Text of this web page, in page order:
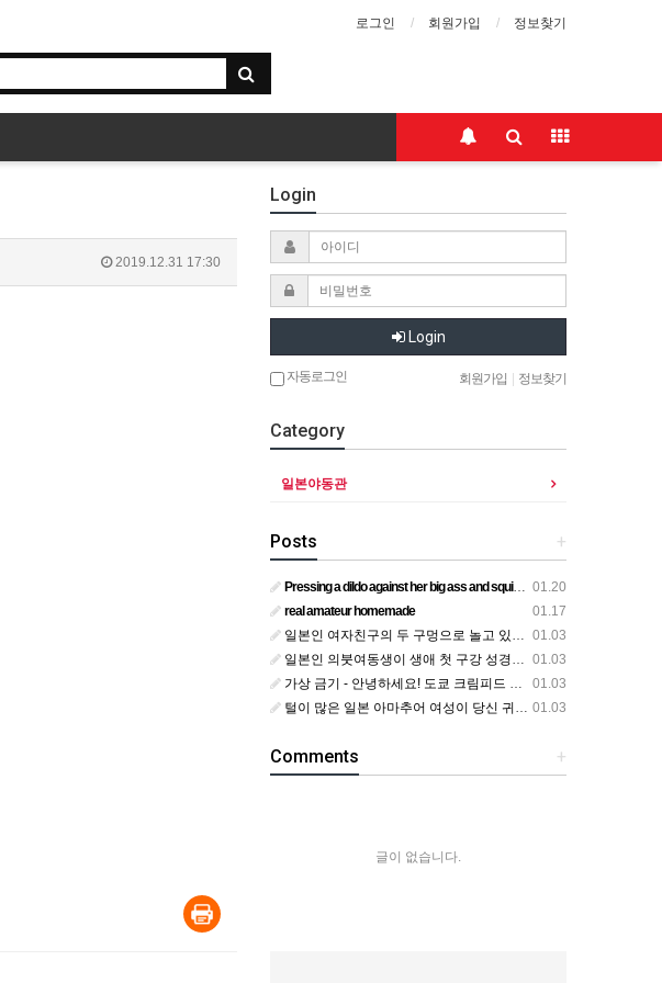
로그인 회원가입 정보찾기
2019.12.31 17:30
Login
Login
자동로그인 회원가입 정보찾기
Category
일본야동관
+
Posts
01.20
Pressing a dildo against her big ass and squirting from below
01.17
real amateur homemade
01.03
일본인 여자친구의 두 구멍으로 놀고 있어요
01.03
일본인 의붓여동생이 생애 첫 구강 성경험을 공개하다
01.03
가상 금기 - 안녕하세요! 도쿄 크림피드 시엘에서
01.03
털이 많은 일본 아마추어 여성이 당신 귀에 대고 신음하며 자위합니다. 그녀가 오르가즘에 도달하는 모습을 보세요?
+
Comments
글이 없습니다.